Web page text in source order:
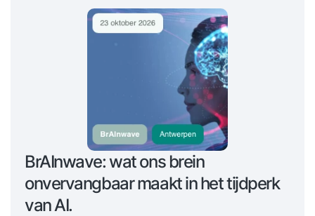
BrAInwave: wat ons brein
onvervangbaar maakt in het tijdperk
van AI.